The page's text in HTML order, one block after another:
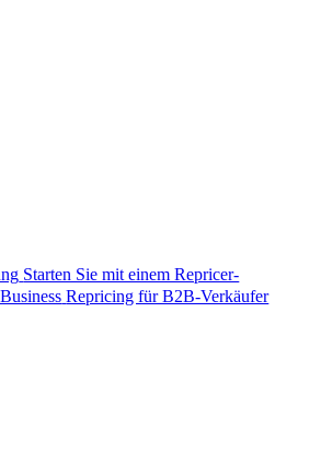
Starten Sie mit einem Repricer-
Repricing für B2B-Verkäufer